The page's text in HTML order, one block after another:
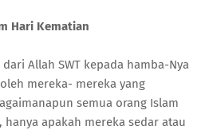
Hari Kematian
Allah SWT kepada hamba-Nya
mereka- mereka yang
semua orang Islam
apakah mereka sedar atau